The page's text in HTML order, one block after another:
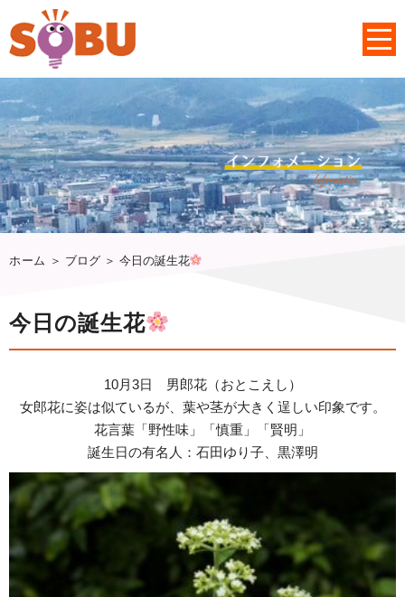
ホーム ＞ ブログ ＞ 今日の誕生花
今日の誕生花
10月3日 男郎花（おとこえし）
女郎花に姿は似ているが、葉や茎が大きく逞しい印象です。
花言葉「野性味」「慎重」「賢明」
誕生日の有名人：石田ゆり子、黒澤明